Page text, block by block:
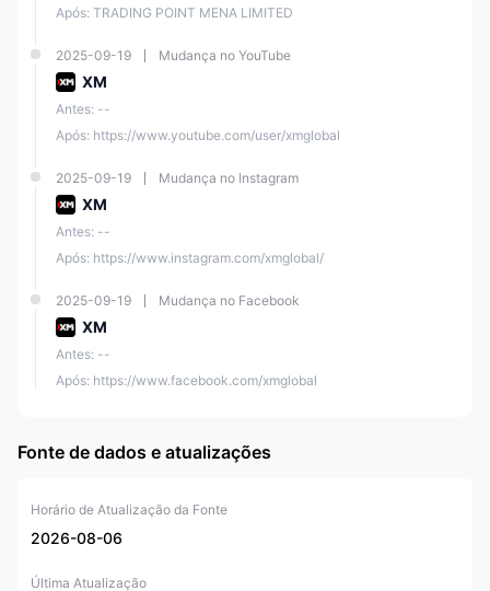
Após: TRADING POINT MENA LIMITED
2025-09-19 Mudança no YouTube
XM
Antes: --
Após: https://www.youtube.com/user/xmglobal
2025-09-19 Mudança no Instagram
XM
Antes: --
Após: https://www.instagram.com/xmglobal/
2025-09-19 Mudança no Facebook
XM
Antes: --
Após: https://www.facebook.com/xmglobal
Fonte de dados e atualizações
Horário de Atualização da Fonte
2026-08-06
Última Atualização